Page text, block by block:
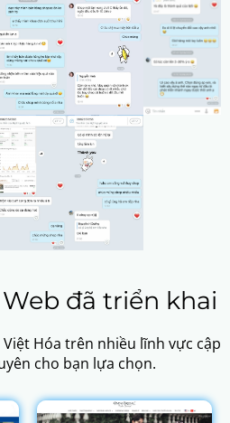
đã triển khai
Hóa trên nhiều lĩnh vực cập
cho bạn lựa chọn.